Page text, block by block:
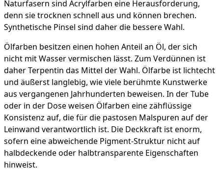
Naturfasern sind Acrylfarben eine Herausforderung,
denn sie trocknen schnell aus und können brechen.
Synthetische Pinsel sind daher die bessere Wahl.
Ölfarben besitzen einen hohen Anteil an Öl, der sich
nicht mit Wasser vermischen lässt. Zum Verdünnen ist
daher Terpentin das Mittel der Wahl. Ölfarbe ist lichtecht
und äußerst langlebig, wie viele berühmte Kunstwerke
aus vergangenen Jahrhunderten beweisen. In der Tube
oder in der Dose weisen Ölfarben eine zähflüssige
Konsistenz auf, die für die pastosen Malspuren auf der
Leinwand verantwortlich ist. Die Deckkraft ist enorm,
sofern eine abweichende Pigment-Struktur nicht auf
halbdeckende oder halbtransparente Eigenschaften
hinweist.